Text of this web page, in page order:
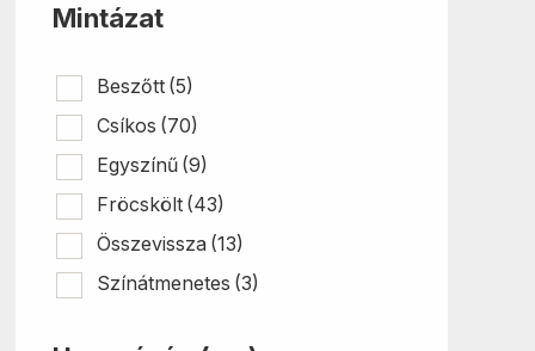
Mintázat
Beszőtt (5)
Csíkos (70)
Egyszínű (9)
Fröcskölt (43)
Összevissza (13)
Színátmenetes (3)